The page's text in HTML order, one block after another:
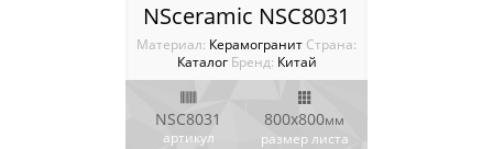
NSceramic NSC8031
Материал: Керамогранит Cтрана:
Каталог Бренд: Китай
NSC8031
артикул
800x800мм
размер листа